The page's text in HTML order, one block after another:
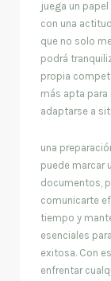
juega un
con una
que no solo
podrá
propia
más apta
adaptarse a
una
puede marcar
documentos,
comunicarte
tiempo y
esenciales
exitosa. Con
enfrentar